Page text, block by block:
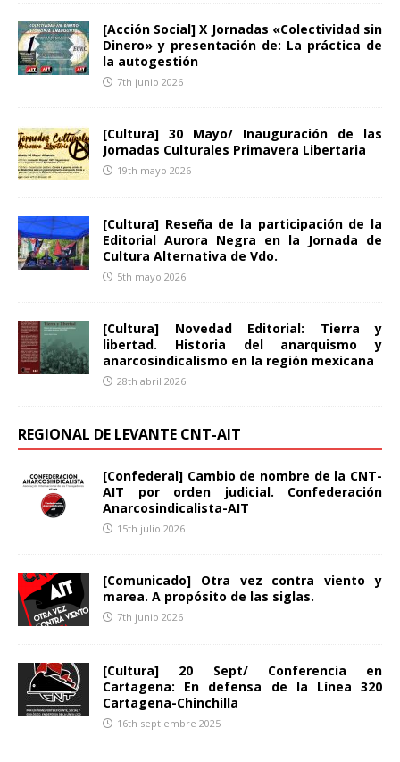
[Acción Social] X Jornadas «Colectividad sin
Dinero» y presentación de: La práctica de
la autogestión
7th junio 2026
[Cultura] 30 Mayo/ Inauguración de las
Jornadas Culturales Primavera Libertaria
19th mayo 2026
[Cultura] Reseña de la participación de la
Editorial Aurora Negra en la Jornada de
Cultura Alternativa de Vdo.
5th mayo 2026
[Cultura] Novedad Editorial: Tierra y
libertad. Historia del anarquismo y
anarcosindicalismo en la región mexicana
28th abril 2026
REGIONAL DE LEVANTE CNT-AIT
[Confederal] Cambio de nombre de la CNT-
AIT por orden judicial. Confederación
Anarcosindicalista-AIT
15th julio 2026
[Comunicado] Otra vez contra viento y
marea. A propósito de las siglas.
7th junio 2026
[Cultura] 20 Sept/ Conferencia en
Cartagena: En defensa de la Línea 320
Cartagena-Chinchilla
16th septiembre 2025